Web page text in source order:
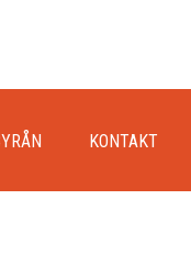
KONTAKT